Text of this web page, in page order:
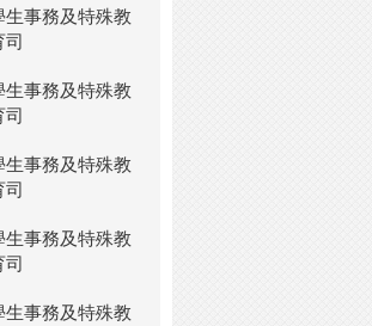
生事務及特殊教
司
生事務及特殊教
司
生事務及特殊教
司
生事務及特殊教
司
生事務及特殊教